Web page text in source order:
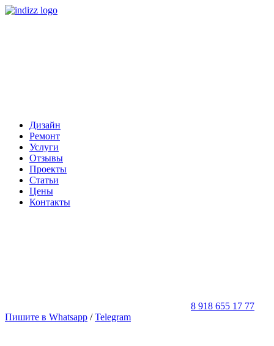
Дизайн
Ремонт
Услуги
Отзывы
Проекты
Статьи
Цены
Контакты
8 918 655 17 77
Пишите в Whatsapp /Telegram